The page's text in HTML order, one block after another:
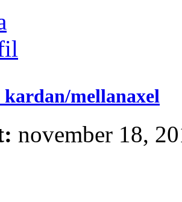
kardan/mellanaxel
november 18,